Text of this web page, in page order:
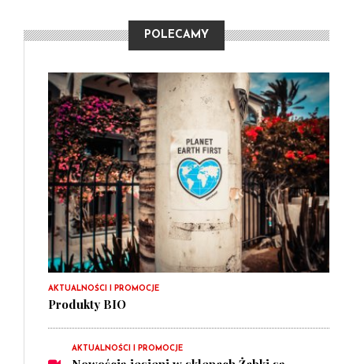
POLECAMY
AKTUALNOŚCI I PROMOCJE
Produkty BIO
AKTUALNOŚCI I PROMOCJE